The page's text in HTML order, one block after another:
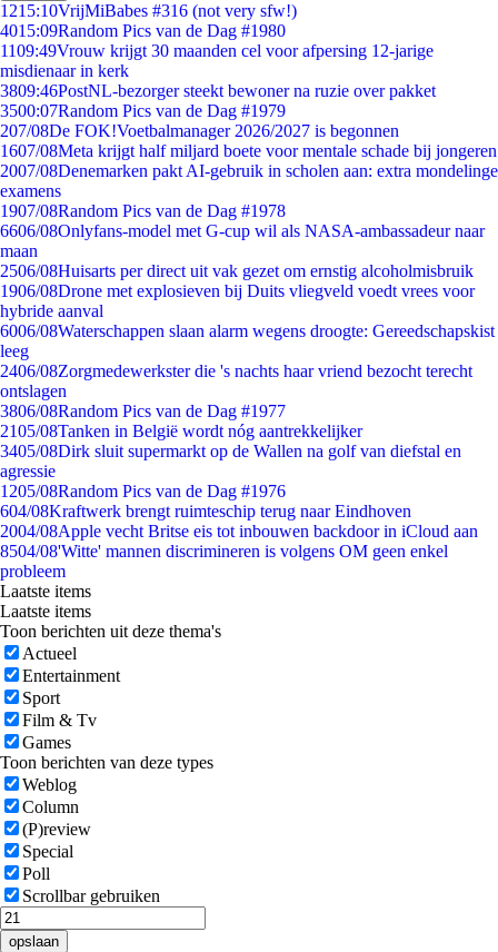
1215:10VrijMiBabes #316 (not very sfw!)
4015:09Random Pics van de Dag #1980
1109:49Vrouw krijgt 30 maanden cel voor afpersing 12-jarige
misdienaar in kerk
3809:46PostNL-bezorger steekt bewoner na ruzie over pakket
3500:07Random Pics van de Dag #1979
207/08De FOK!Voetbalmanager 2026/2027 is begonnen
1607/08Meta krijgt half miljard boete voor mentale schade bij jongeren
2007/08Denemarken pakt AI-gebruik in scholen aan: extra mondelinge
examens
1907/08Random Pics van de Dag #1978
6606/08Onlyfans-model met G-cup wil als NASA-ambassadeur naar
maan
2506/08Huisarts per direct uit vak gezet om ernstig alcoholmisbruik
1906/08Drone met explosieven bij Duits vliegveld voedt vrees voor
hybride aanval
6006/08Waterschappen slaan alarm wegens droogte: Gereedschapskist
leeg
2406/08Zorgmedewerkster die 's nachts haar vriend bezocht terecht
ontslagen
3806/08Random Pics van de Dag #1977
2105/08Tanken in België wordt nóg aantrekkelijker
3405/08Dirk sluit supermarkt op de Wallen na golf van diefstal en
agressie
1205/08Random Pics van de Dag #1976
604/08Kraftwerk brengt ruimteschip terug naar Eindhoven
2004/08Apple vecht Britse eis tot inbouwen backdoor in iCloud aan
8504/08'Witte' mannen discrimineren is volgens OM geen enkel
probleem
Laatste items
Laatste items
Toon berichten uit deze thema's
Actueel
Entertainment
Sport
Film & Tv
Games
Toon berichten van deze types
Weblog
Column
(P)review
Special
Poll
Scrollbar gebruiken
opslaan